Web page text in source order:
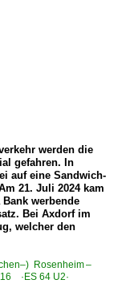
werden die
gefahren. In
auf eine Sandwich-
21. Juli 2024 kam
werbende
Bei Axdorf im
welcher den
Rosenheim –
·ES 64 U2·